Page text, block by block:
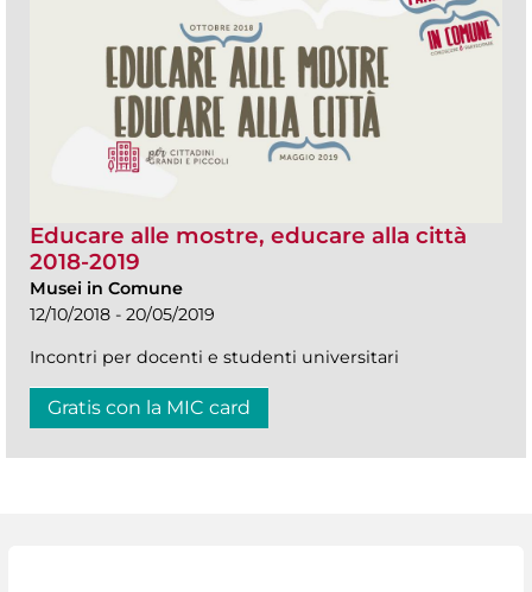
Educare alle mostre, educare alla città
2018-2019
Musei in Comune
12/10/2018 - 20/05/2019
Incontri per docenti e studenti universitari
Gratis con la MIC card